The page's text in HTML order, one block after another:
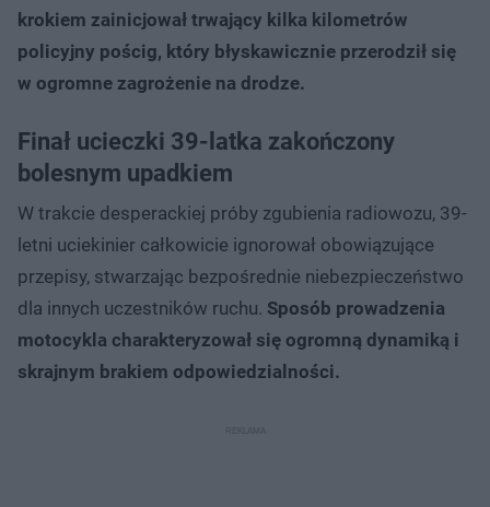
krokiem zainicjował trwający kilka kilometrów
policyjny pościg, który błyskawicznie przerodził się
w ogromne zagrożenie na drodze.
Finał ucieczki 39-latka zakończony
bolesnym upadkiem
W trakcie desperackiej próby zgubienia radiowozu, 39-
letni uciekinier całkowicie ignorował obowiązujące
przepisy, stwarzając bezpośrednie niebezpieczeństwo
dla innych uczestników ruchu. Sposób prowadzenia
motocykla charakteryzował się ogromną dynamiką i
skrajnym brakiem odpowiedzialności.